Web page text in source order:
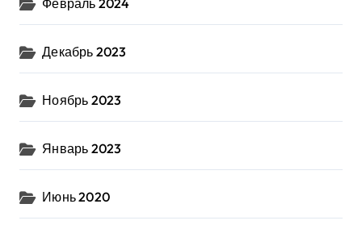
Февраль 2024
Декабрь 2023
Ноябрь 2023
Январь 2023
Июнь 2020